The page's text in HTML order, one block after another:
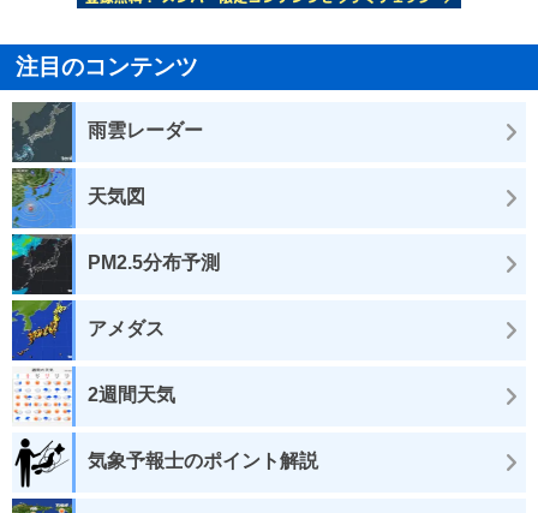
注目のコンテンツ
雨雲レーダー
天気図
PM2.5分布予測
アメダス
2週間天気
気象予報士のポイント解説